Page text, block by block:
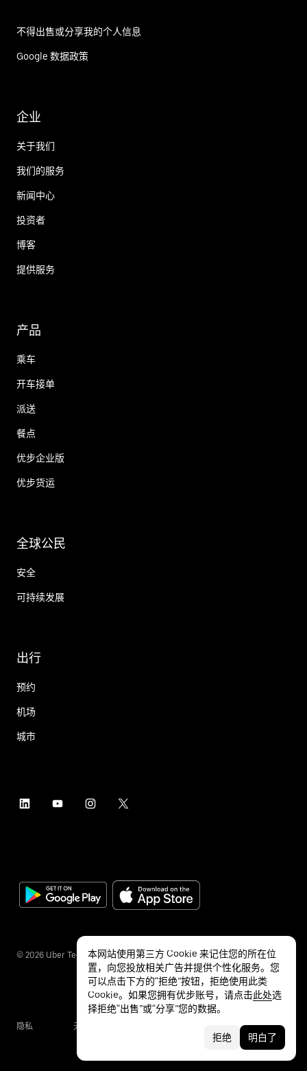
不得出售或分享我的个人信息
Google 数据政策
企业
关于我们
我们的服务
新闻中心
投资者
博客
提供服务
产品
乘车
开车接单
派送
餐点
优步企业版
优步货运
全球公民
安全
可持续发展
出行
预约
机场
城市
© 2026 Uber Technologies Inc.
隐私 无障碍服务
本网站使用第三方 Cookie 来记住您的所在位
置，向您投放相关广告并提供个性化服务。您
可以点击下方的“拒绝”按钮，拒绝使用此类
Cookie。如果您拥有优步账号，请点击此处选
择拒绝“出售”或“分享”您的数据。
拒绝 明白了